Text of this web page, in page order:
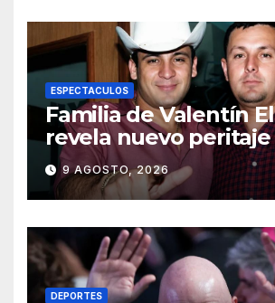
ESPECTACULOS
Familia de Valentín
revela nuevo peritaje
20 años de su
9 AGOSTO, 2026
DEPORTES